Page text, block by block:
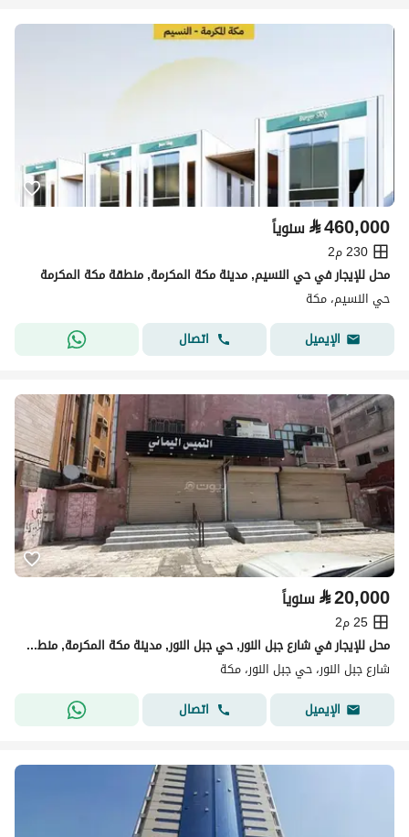
⃁460,000 سنوياً
230 م2
محل للإيجار في حي النسيم, مدينة مكة المكرمة, منطقة مكة المكرمة
حي النسيم، مكة
الإيميل
اتصال
⃁20,000 سنوياً
25 م2
محل للإيجار في شارع جبل النور, حي جبل النور, مدينة مكة المكرمة, منطقة مكة المكرمة
شارع جبل النور، حي جبل النور، مكة
الإيميل
اتصال